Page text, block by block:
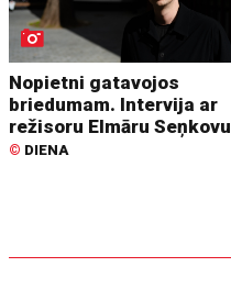
Nopietni gatavojos
briedumam. Intervija ar
režisoru Elmāru Seņkovu
© DIENA